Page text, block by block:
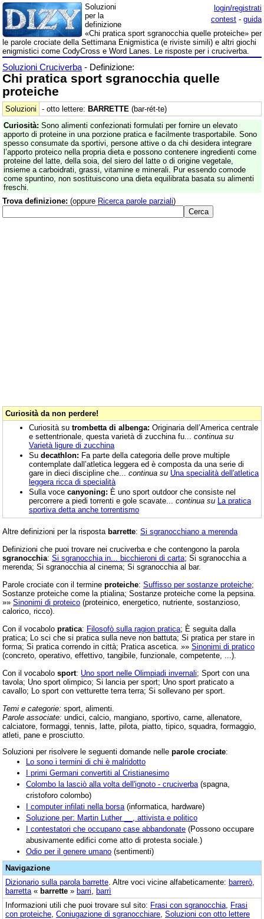
login/registrati
contest - guida
Soluzioni
per la
definizione
«Chi pratica sport sgranocchia quelle proteiche» per
le parole crociate della Settimana Enigmistica (e riviste simili) e altri giochi
enigmistici come CodyCross e Word Lanes. Le risposte per i cruciverba.
Soluzioni Cruciverba - Definizione:
Chi pratica sport sgranocchia quelle
proteiche
Soluzioni - otto lettere: BARRETTE (bar-rét-te)
Curiosità: Sono alimenti confezionati formulati per fornire un elevato
apporto di proteine in una porzione pratica e facilmente trasportabile. Sono
spesso consumate da sportivi, persone attive o da chi desidera integrare
l’apporto proteico nella propria dieta e possono contenere ingredienti come
proteine del latte, della soia, del siero del latte o di origine vegetale,
insieme a carboidrati, grassi, vitamine e minerali. Pur essendo comode
come spuntino, non sostituiscono una dieta equilibrata basata su alimenti
freschi.
Trova definizione: (oppure Ricerca parole parziali)
Curiosità da non perdere!
Curiosità su trombetta di albenga: Originaria dell’America centrale
e settentrionale, questa varietà di zucchina fu... continua su
Varietà ligure di zucchina
Su decathlon: Fa parte della categoria delle prove multiple
contemplate dall’atletica leggera ed è composta da una serie di
gare in dieci discipline che... continua su Una specialità dell'atletica
leggera ricca di specialità
Sulla voce canyoning: È uno sport outdoor che consiste nel
percorrere a piedi torrenti e gole scavate... continua su La pratica
sportiva detta anche torrentismo
Altre definizioni per la risposta barrette: Si sgranocchiano a merenda
Definizioni che puoi trovare nei cruciverba e che contengono la parola
sgranocchia: Si sgranocchia in... bicchieroni di carta; Si sgranocchia a
merenda; Si sgranocchia al cinema; Si sgranocchia al bar.
Parole crociate con il termine proteiche: Suffisso per sostanze proteiche;
Sostanze proteiche come la ptialina; Sostanze proteiche come la pepsina.
»» Sinonimi di proteico (proteinico, energetico, nutriente, sostanzioso,
calorico, ricco).
Con il vocabolo pratica: Filosofò sulla ragion pratica; È seguita dalla
pratica; Lo sci che si pratica sulla neve non battuta; Si pratica per stare in
forma; Si pratica correndo in città; Pratica ascetica. »» Sinonimi di pratico
(concreto, operativo, effettivo, tangibile, funzionale, competente, ...).
Con il vocabolo sport: Uno sport nelle Olimpiadi invernali; Sport con una
tavola; Uno sport olimpico; Si lancia per sport; Uno sport praticato a
cavallo; Lo sport con vetturette terra terra; Si sollevano per sport.
Temi e categorie: sport, alimenti.
Parole associate: undici, calcio, mangiano, sportivo, carne, allenatore,
calciatore, formaggi, tennis, latte, pilota, piatto, tipico, squadra, formaggio,
atleti, pane e prosciutto.
Soluzioni per risolvere le seguenti domande nelle parole crociate:
Lo sono i termini di chi è malridotto
I primi Germani convertiti al Cristianesimo
Colombo la lasciò alla volta dell'ignoto - cruciverba (spagna,
cristoforo colombo)
I computer infilati nella borsa (informatica, hardware)
Soluzione per: Martin Luther __, attivista e politico
I contestatori che occupano case abbandonate (Possono occupare
abusivamente edifici come atto di protesta sociale.)
Odio per il genere umano (sentimenti)
Navigazione
Dizionario sulla parola barrette . Altre voci vicine alfabeticamente: barrerò
barretta « barrette » barri barrì
Informazioni utili che puoi trovare sul sito: Frasi con sgranocchia Frasi
con proteiche Coniugazione di sgranocchiare Soluzioni con otto lettere